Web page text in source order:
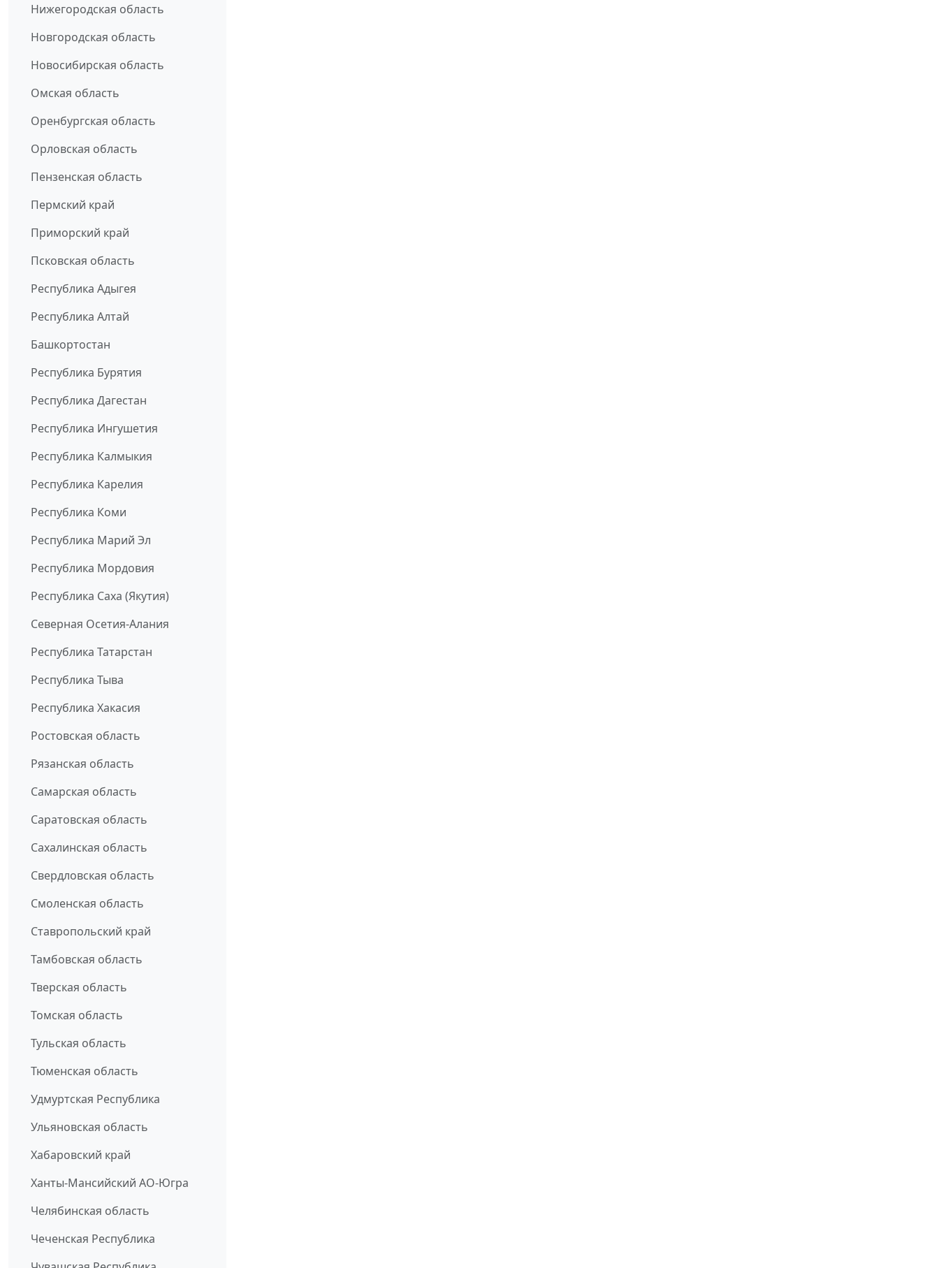
Нижегородская область
Новгородская область
Новосибирская область
Омская область
Оренбургская область
Орловская область
Пензенская область
Пермский край
Приморский край
Псковская область
Республика Адыгея
Республика Алтай
Башкортостан
Республика Бурятия
Республика Дагестан
Республика Ингушетия
Республика Калмыкия
Республика Карелия
Республика Коми
Республика Марий Эл
Республика Мордовия
Республика Саха (Якутия)
Северная Осетия-Алания
Республика Татарстан
Республика Тыва
Республика Хакасия
Ростовская область
Рязанская область
Самарская область
Саратовская область
Сахалинская область
Свердловская область
Смоленская область
Ставропольский край
Тамбовская область
Тверская область
Томская область
Тульская область
Тюменская область
Удмуртская Республика
Ульяновская область
Хабаровский край
Ханты-Мансийский АО-Югра
Челябинская область
Чеченская Республика